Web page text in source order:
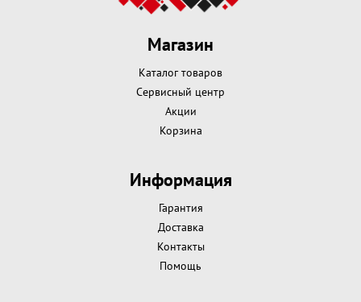
Магазин
Каталог товаров
Сервисный центр
Акции
Корзина
Информация
Гарантия
Доставка
Контакты
Помощь